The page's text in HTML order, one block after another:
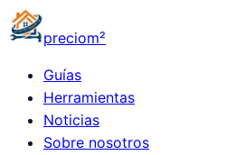
preciom²
Guías
Herramientas
Noticias
Sobre nosotros